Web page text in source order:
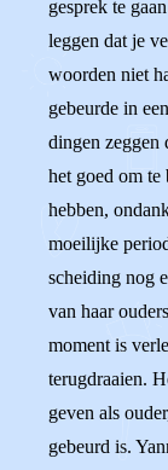
gesprek te
leggen dat je
woorden niet
gebeurde in
dingen zeggen
het goed om
hebben,
moeilijke
scheiding nog
van haar
moment is
terugdraaien.
geven als
gebeurd is.